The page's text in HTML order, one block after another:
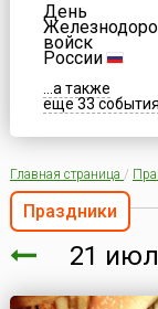
День
войск
России
...а также
еще 33 события
Главная страница /
Праздники
21